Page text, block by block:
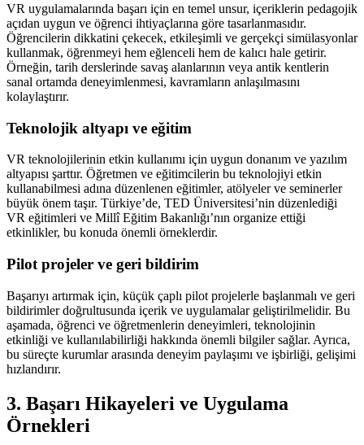
VR uygulamalarında başarı için en temel unsur, içeriklerin pedagojik
açıdan uygun ve öğrenci ihtiyaçlarına göre tasarlanmasıdır.
Öğrencilerin dikkatini çekecek, etkileşimli ve gerçekçi simülasyonlar
kullanmak, öğrenmeyi hem eğlenceli hem de kalıcı hale getirir.
Örneğin, tarih derslerinde savaş alanlarının veya antik kentlerin
sanal ortamda deneyimlenmesi, kavramların anlaşılmasını
kolaylaştırır.
Teknolojik altyapı ve eğitim
VR teknolojilerinin etkin kullanımı için uygun donanım ve yazılım
altyapısı şarttır. Öğretmen ve eğitimcilerin bu teknolojiyi etkin
kullanabilmesi adına düzenlenen eğitimler, atölyeler ve seminerler
büyük önem taşır. Türkiye’de, TED Üniversitesi’nin düzenlediği
VR eğitimleri ve Millî Eğitim Bakanlığı’nın organize ettiği
etkinlikler, bu konuda önemli örneklerdir.
Pilot projeler ve geri bildirim
Başarıyı artırmak için, küçük çaplı pilot projelerle başlanmalı ve geri
bildirimler doğrultusunda içerik ve uygulamalar geliştirilmelidir. Bu
aşamada, öğrenci ve öğretmenlerin deneyimleri, teknolojinin
etkinliği ve kullanılabilirliği hakkında önemli bilgiler sağlar. Ayrıca,
bu süreçte kurumlar arasında deneyim paylaşımı ve işbirliği, gelişimi
hızlandırır.
3. Başarı Hikayeleri ve Uygulama
Örnekleri